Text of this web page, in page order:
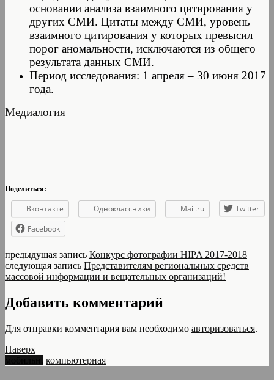
основании анализа взаимного цитирования у
других СМИ. Цитаты между СМИ, уровень
взаимного цитирования у которых превысил
порог аномальности, исключаются из общего
результата данных СМИ.
Период исследования: 1 апреля – 30 июня 2017
года.
Медиалогия
Поделиться:
Вконтакте Одноклассники Mail.ru
Twitter
Facebook
предыдущая запись Конкурс фотографии HIPA 2017-2018
следующая запись Представителям региональных средств
массовой информации и вещательных организаций!
Добавить комментарий
Для отправки комментария вам необходимо авторизоваться.
Наверх
компьютерная